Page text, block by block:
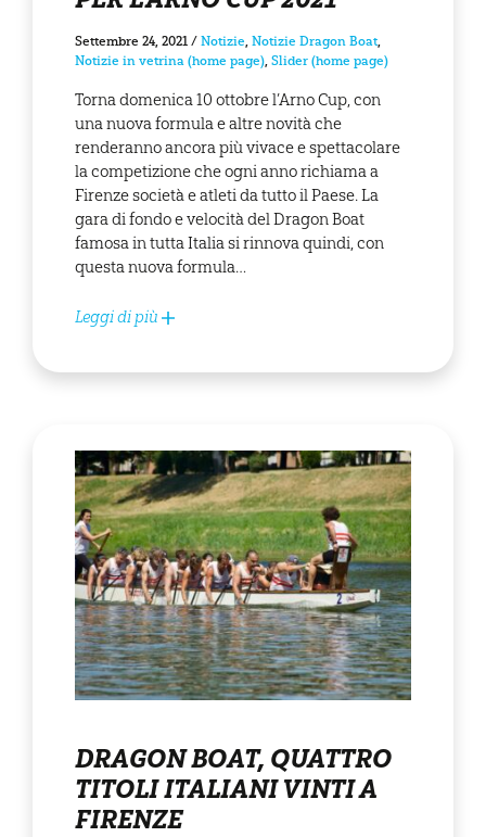
Settembre 24, 2021 / Notizie Notizie Dragon Boat
Notizie in vetrina (home page) Slider (home page)
Torna domenica 10 ottobre l’Arno Cup, con
una nuova formula e altre novità che
renderanno ancora più vivace e spettacolare
la competizione che ogni anno richiama a
Firenze società e atleti da tutto il Paese. La
gara di fondo e velocità del Dragon Boat
famosa in tutta Italia si rinnova quindi, con
questa nuova formula…
Leggi di più
DRAGON BOAT, QUATTRO
TITOLI ITALIANI VINTI A
FIRENZE